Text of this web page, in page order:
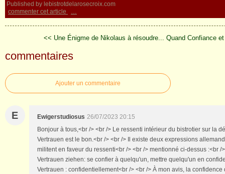
Published by lebistrotdelarosecroix.com
commenter cet article
…
<< Une Énigme de Nikolaus à résoudre... Quand Confiance
commentaires
Ajouter un commentaire
E Ewigerstudiosus 26/07/2023 20:15
Bonjour à tous,<br /> <br /> Le ressenti intérieur du bistrotier sur la
Vertrauen est le bon.<br /> <br /> Il existe deux expressions
militent en faveur du ressenti<br /> <br /> mentionné ci-dessus :<br /
Vertrauen ziehen: se confier à quelqu'un, mettre quelqu'un en
Vertrauen : confidentiellement<br /> <br /> À mon avis, la